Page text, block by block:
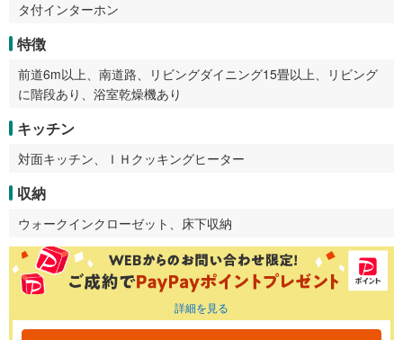
タ付インターホン
特徴
前道6m以上、南道路、リビングダイニング15畳以上、リビング
に階段あり、浴室乾燥機あり
キッチン
対面キッチン、ＩＨクッキングヒーター
収納
ウォークインクローゼット、床下収納
詳細を見る